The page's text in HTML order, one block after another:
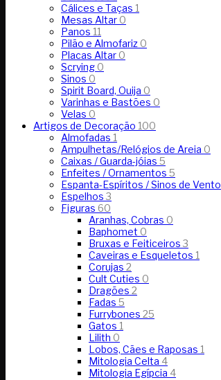
Cálices e Taças 1
Mesas Altar 0
Panos 11
Pilão e Almofariz 0
Placas Altar 0
Scrying 0
Sinos 0
Spirit Board, Ouija 0
Varinhas e Bastões 0
Velas 0
Artigos de Decoração 100
Almofadas 1
Ampulhetas/Relógios de Areia 0
Caixas / Guarda-jóias 5
Enfeites / Ornamentos 5
Espanta-Espíritos / Sinos de Vento
Espelhos3
Figuras 60
Aranhas, Cobras 0
Baphomet 0
Bruxas e Feiticeiros3
Caveiras e Esqueletos 1
Corujas 2
Cult Cuties 0
Dragões 2
Fadas 5
Furrybones 25
Gatos 1
Lilith 0
Lobos, Cães e Raposas 1
Mitologia Celta 4
Mitologia Egípcia 4